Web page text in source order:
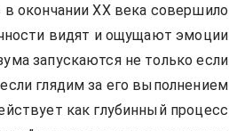
окончании XX века совершило
видят и ощущают эмоции
запускаются не только если
глядим за его выполнением
как глубинный процесс